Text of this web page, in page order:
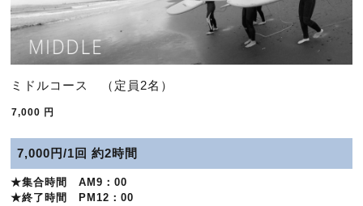
ミドルコース （定員2名）
7,000 円
7,000円/1回 約2時間
★集合時間 AM9：00
★終了時間 PM12：00